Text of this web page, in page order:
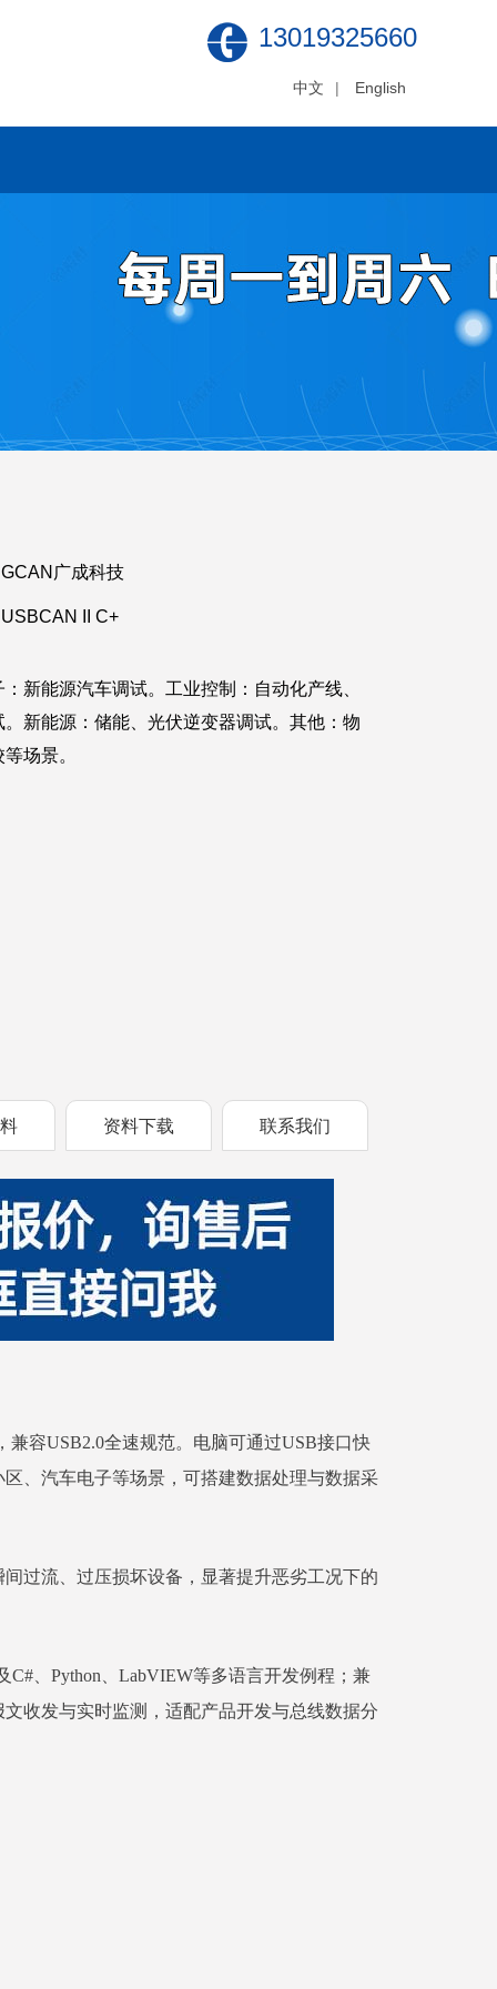
13019325660
中文 | English
GCAN广成科技
USBCAN II C+
新能源汽车调试。工业控制：自动化产线、
。新能源：储能、光伏逆变器调试。其他：物
场景。
资料下载 联系我们
容USB2.0全速规范。电脑可通过USB接口快
、汽车电子等场景，可搭建数据处理与数据采
过流、过压损坏设备，显著提升恶劣工况下的
C#、Python、LabVIEW等多语言开发例程；兼
收发与实时监测，适配产品开发与总线数据分